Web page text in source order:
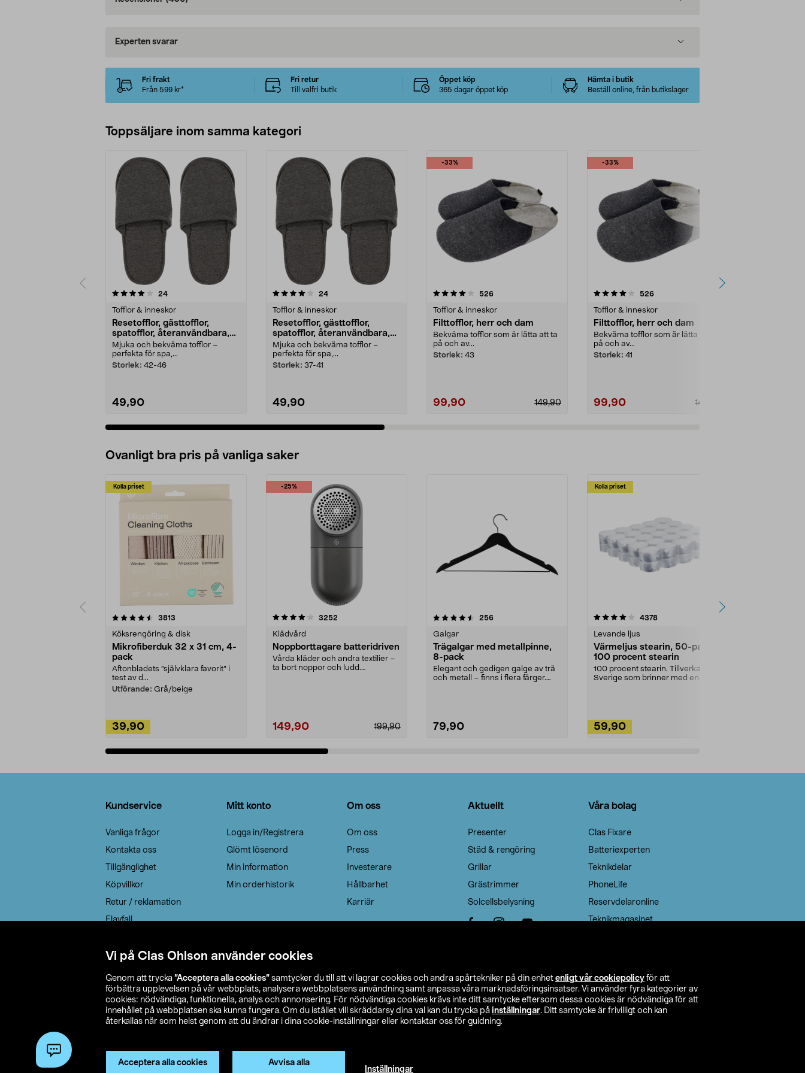
Vi på Clas Ohlson använder cookies
Genom att trycka ”Acceptera alla cookies” samtycker du till att vi lagrar cookies och andra spårtekniker på din enhet enligt vår cookiepolicy för att
förbättra upplevelsen på vår webbplats, analysera webbplatsens användning samt anpassa våra marknadsföringsinsatser. Vi använder fyra kategorier av
cookies: nödvändiga, funktionella, analys och annonsering. För nödvändiga cookies krävs inte ditt samtycke eftersom dessa cookies är nödvändiga för att
innehållet på webbplatsen ska kunna fungera. Om du istället vill skräddarsy dina val kan du trycka på inställningar. Ditt samtycke är frivilligt och kan
återkallas när som helst genom att du ändrar i dina cookie-inställningar eller kontaktar oss för guidning.
Acceptera alla cookies Avvisa alla
Inställningar
Experten svarar
Fri frakt
Från 599 kr*
Fri retur
Till valfri butik
Öppet köp
365 dagar öppet köp
Hämta i butik
Beställ online, från butikslager
Toppsäljare inom samma kategori
24recensioner
Tofflor & inneskor
Resetofflor, gästtofflor,
spatofflor, återanvändbara,
grå
Mjuka och bekväma tofflor –
perfekta för spa,...
Storlek: 42-46
49,90
4.0 av 5 stjärnor 24recensioner
Tofflor & inneskor
Resetofflor, gästtofflor,
spatofflor, återanvändbara,
grå
Mjuka och bekväma tofflor –
perfekta för spa,...
Storlek: 37-41
49,90
-33%
4.0 av 5 stjärnor 526recensioner
Tofflor & inneskor
Filttofflor, herr och dam
Bekväma tofflor som är lätta att ta
på och av...
Storlek: 43
99,90 149,90
-33%
4.0 av 5 stjärnor 526recensioner
Tofflor & inneskor
Filttofflor, herr och dam
Bekväma tofflor som är lätta att ta
på och av...
Storlek: 41
99,90 149,90
4.0 av 5 stjärnor
Ovanligt bra pris på vanliga saker
Kolla priset
3813
Köksrengöring & disk
Mikrofiberduk 32 x 31 cm, 4-
pack
Aftonbladets "självklara favorit” i
test av d...
Utförande: Grå/beige
39,90
-25%
4.0av 5 stjärnor 3252
Klädvård
Noppborttagare batteridriven
Vårda kläder och andra textilier –
ta bort noppor och ludd.
199,90
149,90
4.5av 5 stjärnor 256recensioner
Galgar
Trägalgar med metallpinne,
8-pack
Elegant och gedigen galge av trä
och metall – finns i flera färger.
79,90
Kolla priset
4.0av 5 stjärnor 4378recensioner
Levande ljus
Värmeljus stearin, 50-pack,
100 procent stearin
100 procent stearin. Tillverkade i
Sverige som brinner med en
59,90
4.5av 5 stjärnor
Kundservice
Vanliga frågor
Kontakta oss
Tillgänglighet
Köpvillkor
Retur / reklamation
Elavfall
Leveransalternativ
Mitt konto
Logga in/Registrera
Glömt lösenord
Min information
Min orderhistorik
Om oss
Om oss
Press
Investerare
Hållbarhet
Karriär
Aktuellt
Presenter
Städ & rengöring
Grillar
Grästrimmer
Solcellsbelysning
Våra bolag
Clas Fixare
Batteriexperten
Teknikdelar
PhoneLife
Reservdelaronline
Teknikmagasinet